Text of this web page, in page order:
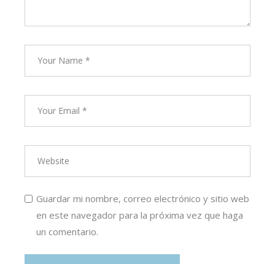
Guardar mi nombre, correo electrónico y sitio web
en este navegador para la próxima vez que haga
un comentario.